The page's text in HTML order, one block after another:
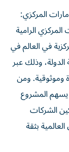
المركزي:
الرامية
في العالم في
الدولة، وذلك عبر
وموثوقية. ومن
يسهم المشروع
الشركات
بثقة